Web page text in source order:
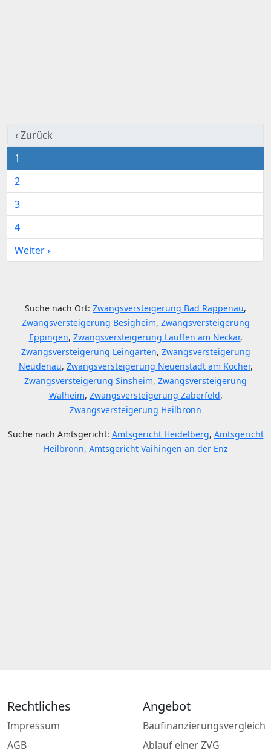
‹ Zurück
1
2
3
4
Weiter ›
Suche nach Ort: Zwangsversteigerung Bad Rappenau,
Zwangsversteigerung Besigheim, Zwangsversteigerung
Eppingen, Zwangsversteigerung Lauffen am Neckar,
Zwangsversteigerung Leingarten, Zwangsversteigerung
Neudenau, Zwangsversteigerung Neuenstadt am Kocher,
Zwangsversteigerung Sinsheim, Zwangsversteigerung
Walheim, Zwangsversteigerung Zaberfeld,
Zwangsversteigerung Heilbronn
Suche nach Amtsgericht: Amtsgericht Heidelberg, Amtsgericht
Heilbronn, Amtsgericht Vaihingen an der Enz
Rechtliches
Impressum
AGB
Angebot
Baufinanzierungsvergleich
Ablauf einer ZVG